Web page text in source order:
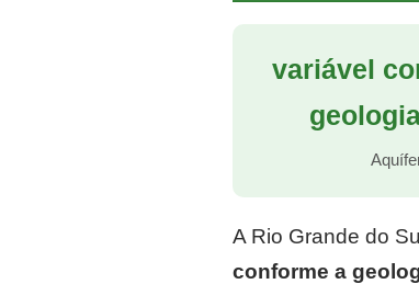
variável
A Rio Grande do
conforme a